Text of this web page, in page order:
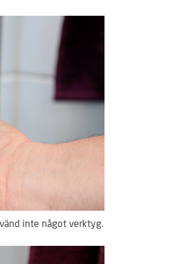
inte något verktyg.